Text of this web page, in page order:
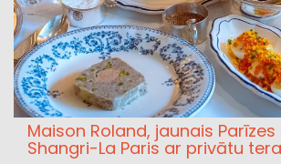
Maison Roland, jaunais
Shangri-La Paris ar privātu